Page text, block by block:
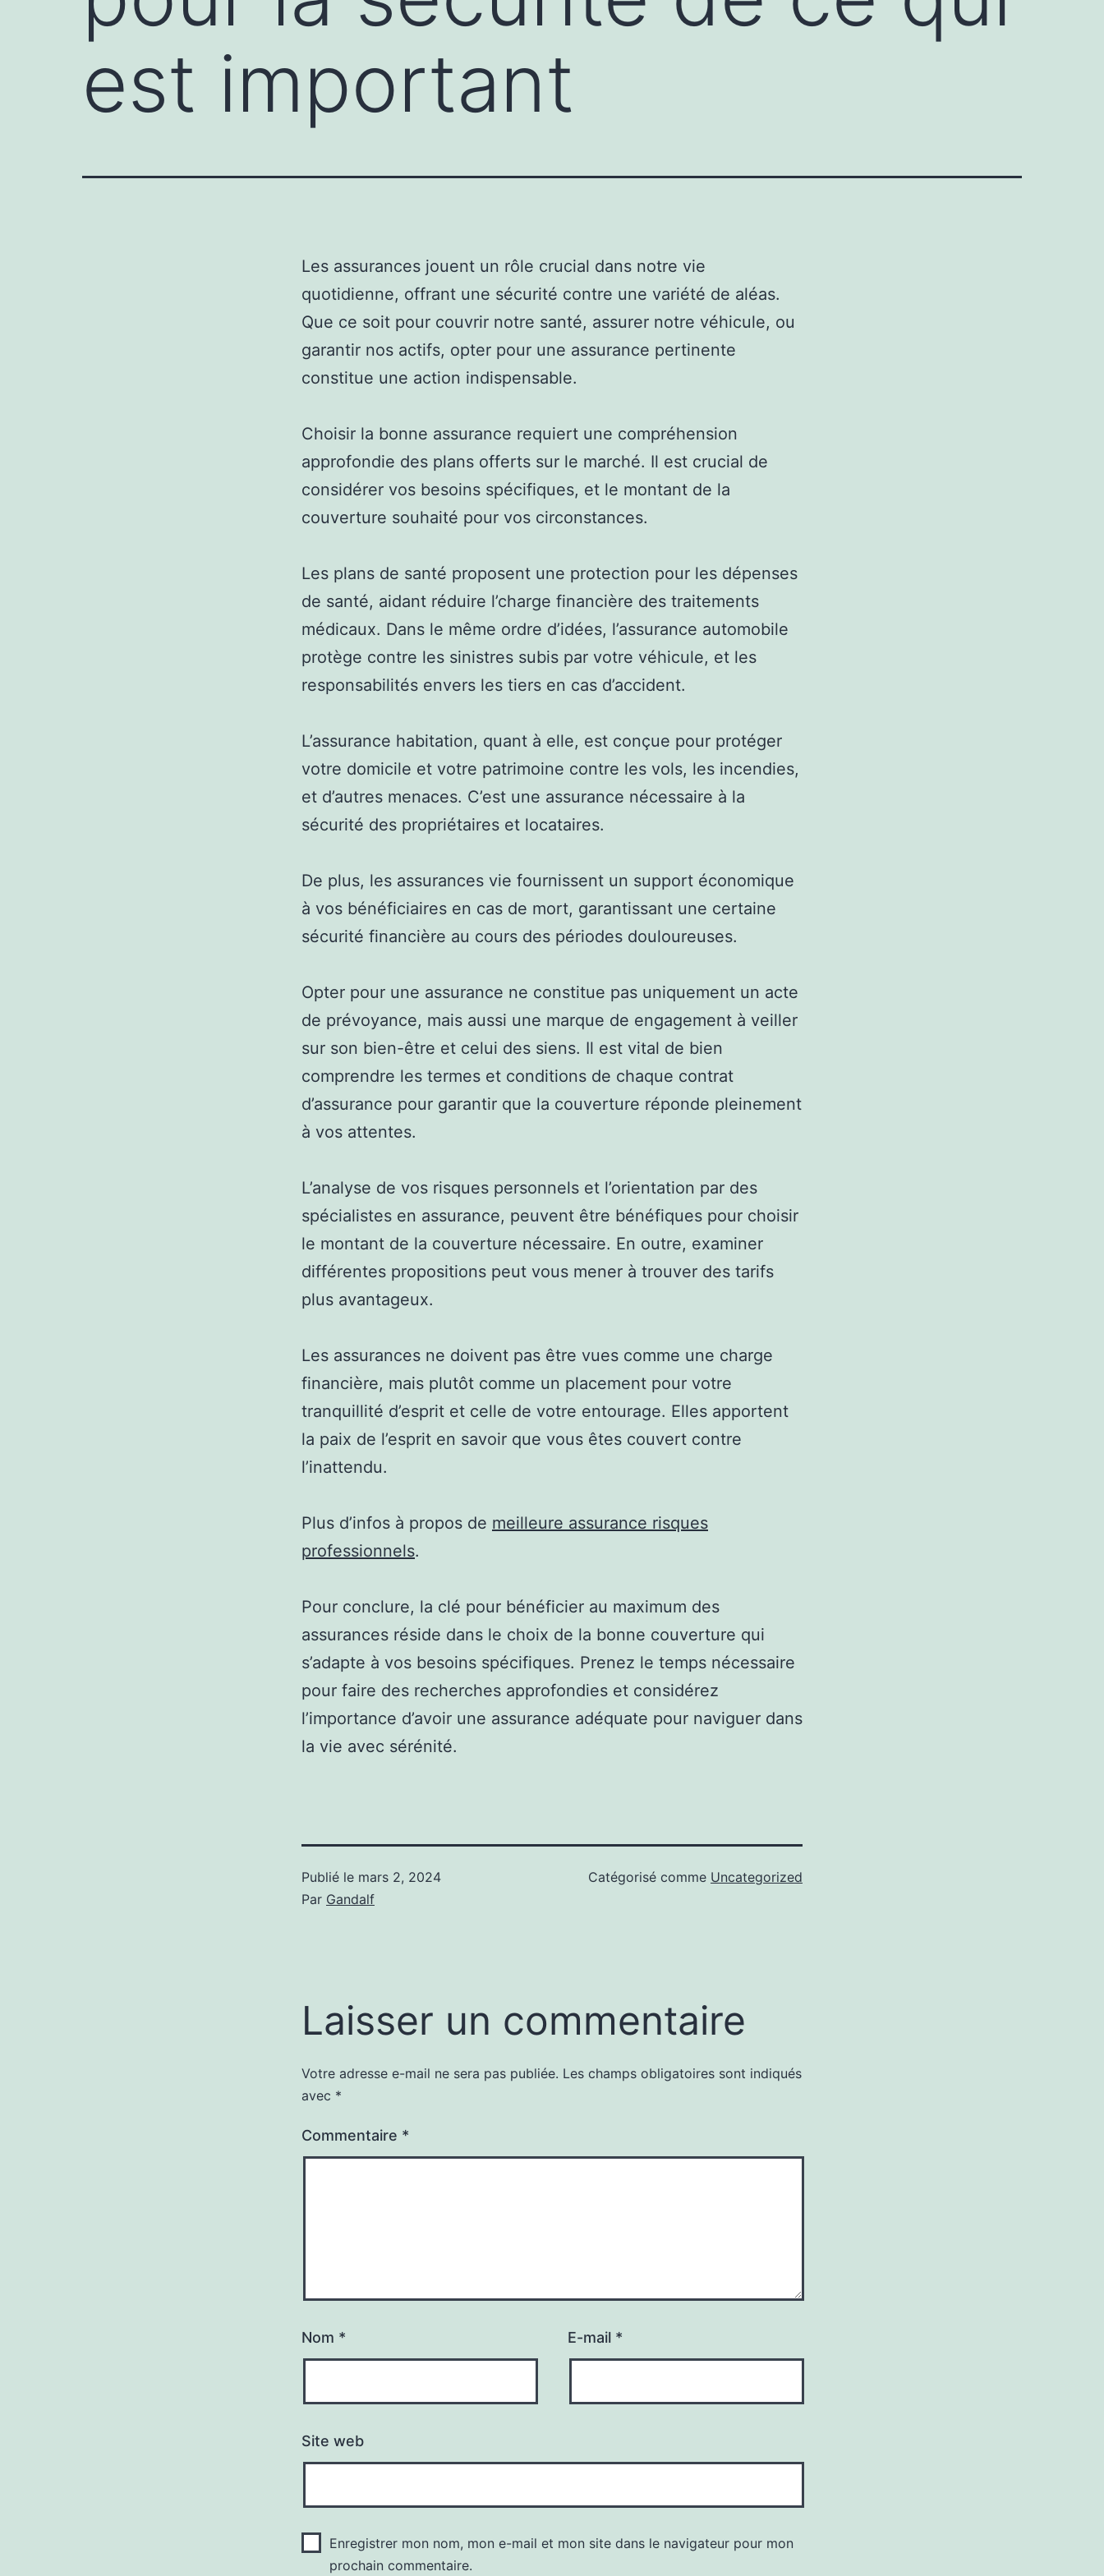
est important
Les assurances jouent un rôle crucial dans notre vie
quotidienne, offrant une sécurité contre une variété de aléas.
Que ce soit pour couvrir notre santé, assurer notre véhicule, ou
garantir nos actifs, opter pour une assurance pertinente
constitue une action indispensable.
Choisir la bonne assurance requiert une compréhension
approfondie des plans offerts sur le marché. Il est crucial de
considérer vos besoins spécifiques, et le montant de la
couverture souhaité pour vos circonstances.
Les plans de santé proposent une protection pour les dépenses
de santé, aidant réduire l’charge financière des traitements
médicaux. Dans le même ordre d’idées, l’assurance automobile
protège contre les sinistres subis par votre véhicule, et les
responsabilités envers les tiers en cas d’accident.
L’assurance habitation, quant à elle, est conçue pour protéger
votre domicile et votre patrimoine contre les vols, les incendies,
et d’autres menaces. C’est une assurance nécessaire à la
sécurité des propriétaires et locataires.
De plus, les assurances vie fournissent un support économique
à vos bénéficiaires en cas de mort, garantissant une certaine
sécurité financière au cours des périodes douloureuses.
Opter pour une assurance ne constitue pas uniquement un acte
de prévoyance, mais aussi une marque de engagement à veiller
sur son bien-être et celui des siens. Il est vital de bien
comprendre les termes et conditions de chaque contrat
d’assurance pour garantir que la couverture réponde pleinement
à vos attentes.
L’analyse de vos risques personnels et l’orientation par des
spécialistes en assurance, peuvent être bénéfiques pour choisir
le montant de la couverture nécessaire. En outre, examiner
différentes propositions peut vous mener à trouver des tarifs
plus avantageux.
Les assurances ne doivent pas être vues comme une charge
financière, mais plutôt comme un placement pour votre
tranquillité d’esprit et celle de votre entourage. Elles apportent
la paix de l’esprit en savoir que vous êtes couvert contre
l’inattendu.
Plus d’infos à propos de meilleure assurance risques
professionnels.
Pour conclure, la clé pour bénéficier au maximum des
assurances réside dans le choix de la bonne couverture qui
s’adapte à vos besoins spécifiques. Prenez le temps nécessaire
pour faire des recherches approfondies et considérez
l’importance d’avoir une assurance adéquate pour naviguer dans
la vie avec sérénité.
Publié le mars 2, 2024
Par Gandalf
Catégorisé comme Uncategorized
Laisser un commentaire
Votre adresse e-mail ne sera pas publiée. Les champs obligatoires sont indiqués
avec *
Commentaire *
Nom * E-mail *
Site web
Enregistrer mon nom, mon e-mail et mon site dans le navigateur pour mon
prochain commentaire.